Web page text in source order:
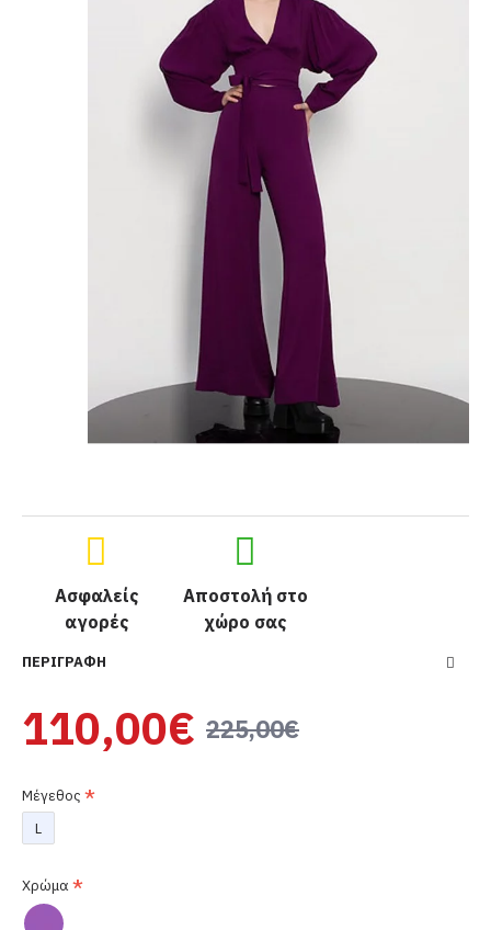
Ασφαλείς
αγορές
Αποστολή στο
χώρο σας
ΠΕΡΙΓΡΑΦΉ
110,00€ 225,00€
Μέγεθος
L
Χρώμα